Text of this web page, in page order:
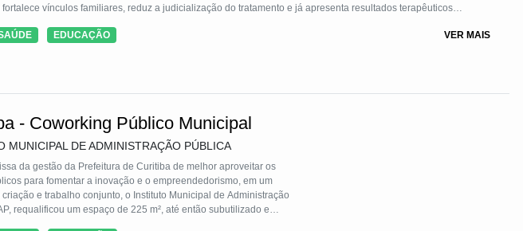
vínculos familiares, reduz a judicialização do tratamento e já apresenta resultados terapêuticos
EDUCAÇÃO VER MAIS
- Coworking Público Municipal
MUNICIPAL DE ADMINISTRAÇÃO PÚBLICA
da gestão da Prefeitura de Curitiba de melhor aproveitar os
para fomentar a inovação e o empreendedorismo, em um
e trabalho conjunto, o Instituto Municipal de Administração
requalificou um espaço de 225 m², até então subutilizado e